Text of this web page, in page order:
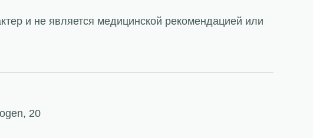
и не является медицинской рекомендацией или
20